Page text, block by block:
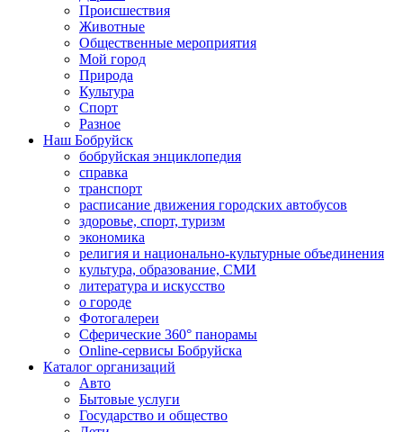
Происшествия
Животные
Общественные мероприятия
Мой город
Природа
Культура
Спорт
Разное
Наш Бобруйск
бобруйская энциклопедия
справка
транспорт
расписание движения городских автобусов
здоровье, спорт, туризм
экономика
религия и национально-культурные объединения
культура, образование, СМИ
литература и искусство
о городе
Фотогалереи
Сферические 360° панорамы
Online-сервисы Бобруйска
Каталог организаций
Авто
Бытовые услуги
Государство и общество